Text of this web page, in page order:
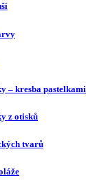
– kresba pastelkami
z otisků
tvarů